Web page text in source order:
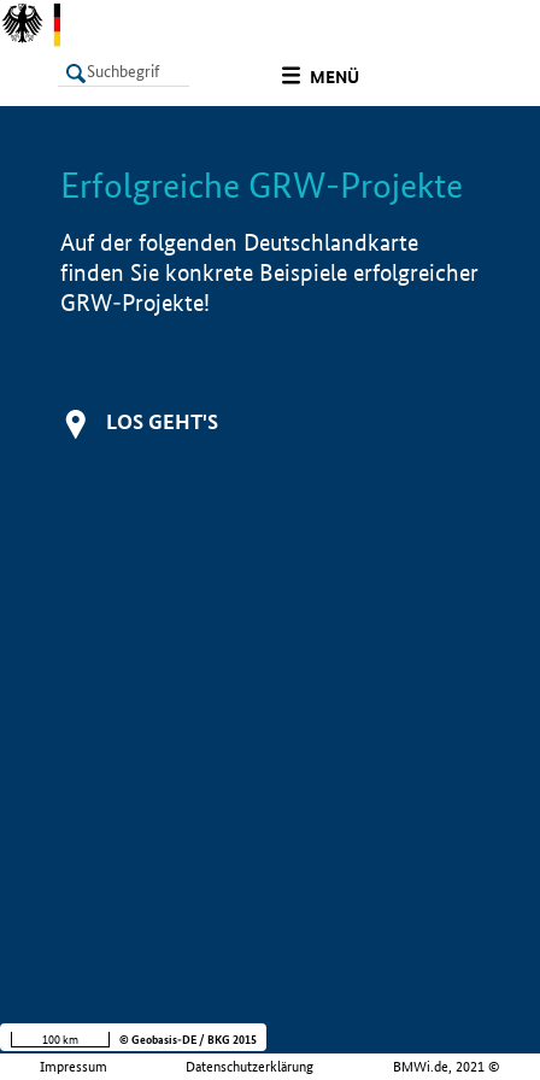
MENÜ
LISTE Info
Erfolgreiche GRW-Projekte
Auf der folgenden Deutschlandkarte
finden Sie konkrete Beispiele erfolgreicher
GRW-Projekte!
LOS GEHT'S
Impressum Datenschutzerklärung BMWi.de, 2021 ©
100 km © Geobasis-DE / BKG 2015